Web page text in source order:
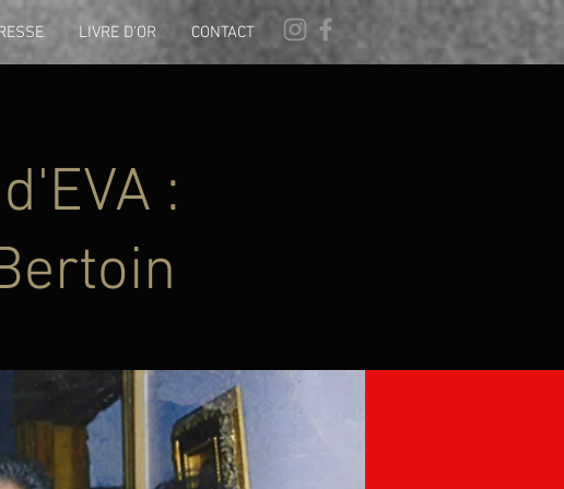
LIVRE D'OR CONTACT
: